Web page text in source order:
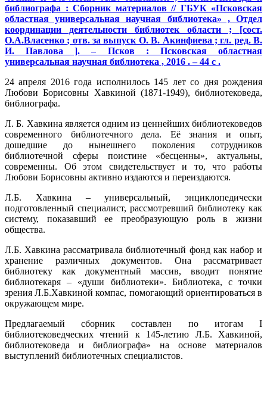
библиографа : Сборник материалов // ГБУК «Псковская
областная универсальная научная библиотека» , Отдел
координации деятельности библиотек области ; [сост.
О.А.Власенко ; отв. за выпуск О. В. Акинфиева ; гл. ред. В.
И. Павлова ]. – Псков : Псковская областная
универсальная научная библиотека , 2016 . – 44 с .
24 апреля 2016 года исполнилось 145 лет со дня рождения
Любови Борисовны Хавкиной (1871-1949), библиотековеда,
библиографа.
Л. Б. Хавкина является одним из ценнейших библиотековедов
современного библиотечного дела. Её знания и опыт,
дошедшие до нынешнего поколения сотрудников
библиотечной сферы поистине «бесценны», актуальны,
современны. Об этом свидетельствует и то, что работы
Любови Борисовны активно издаются и переиздаются.
Л.Б. Хавкина – универсальный, энциклопедически
подготовленный специалист, рассмотревший библиотеку как
систему, показавший ее преобразующую роль в жизни
общества.
Л.Б. Хавкина рассматривала библиотечный фонд как набор и
хранение различных документов. Она рассматривает
библиотеку как документный массив, вводит понятие
библиотекаря – «души библиотеки». Библиотека, с точки
зрения Л.Б.Хавкиной компас, помогающий ориентироваться в
окружающем мире.
Предлагаемый сборник составлен по итогам I
библиотековедческих чтений к 145-летию Л.Б. Хавкиной,
библиотековеда и библиографа» на основе материалов
выступлений библиотечных специалистов.